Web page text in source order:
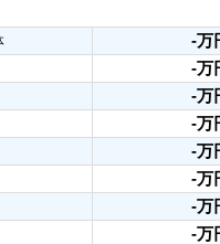
-万
-万
-万
-万
-万
-万
-万
-万